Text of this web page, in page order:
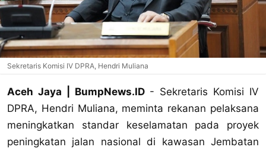
Sekretaris Komisi IV DPRA, Hendri Muliana
Aceh Jaya | BumpNews.ID- Sekretaris Komisi IV
DPRA, Hendri Muliana, meminta rekanan pelaksana
meningkatkan standar keselamatan pada proyek
peningkatan jalan nasional di kawasan Jembatan